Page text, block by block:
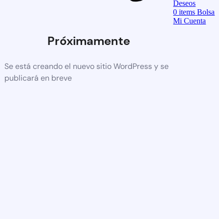
Próximamente
Se está creando el nuevo sitio WordPress y se
publicará en breve
Deseos
0items Bolsa
Mi Cuenta